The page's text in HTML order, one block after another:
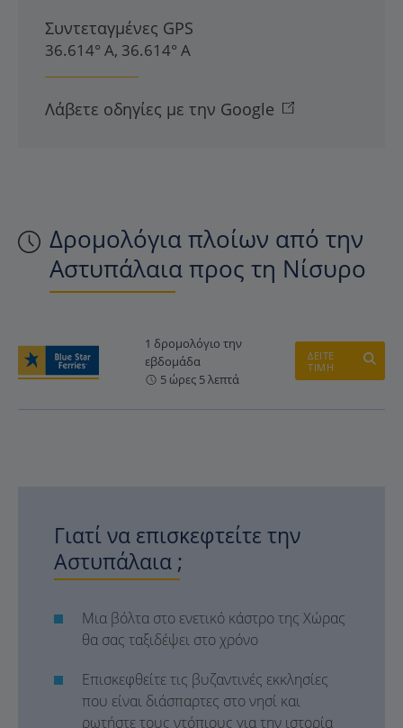
Δρομολόγια πλοίων από την
Αστυπάλαια προς τη Νίσυρο
1 δρομολόγιο την
εβδομάδα
5 ώρες 5 λεπτά
ΔΕΙΤΕ
ΤΙΜΗ
Γιατί να επισκεφτείτε την
Αστυπάλαια ;
Μια βόλτα στο ενετικό κάστρο της Χώρας
θα σας ταξιδέψει στο χρόνο
Επισκεφθείτε τις βυζαντινές εκκλησίες
που είναι διάσπαρτες στο νησί και
ρωτήστε τους ντόπιους για την ιστορία
Συντεταγμένες GPS
36.614° Α, 36.614° Α
Λάβετε οδηγίες με την Google